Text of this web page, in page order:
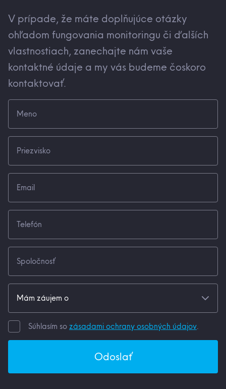
V prípade, že máte doplňujúce otázky
ohľadom fungovania monitoringu či ďalších
vlastnostiach, zanechajte nám vaše
kontaktné údaje a my vás budeme čoskoro
kontaktovať.
Súhlasím sozásadami ochrany osobných údajov.
Odoslať